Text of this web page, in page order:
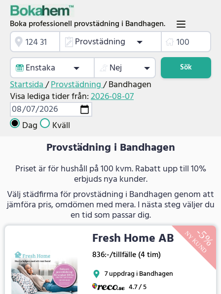
Boka professionell provstädning i Bandhagen.
Provstädning
Enstaka
Nej Sök
Startsida/Provstädning/Bandhagen
Visa lediga tider från:2026-08-07
Dag Kväll
Provstädning i Bandhagen
Priset är för hushåll på 100 kvm. Rabatt upp till 10%
erbjuds nya kunder.
Välj städfirma för provstädning i Bandhagen genom att
jämföra pris, omdömen med mera. I nästa steg väljer du
en tid som passar dig.
Fresh Home AB
836:-/tillfälle (4 tim)
7 uppdrag i Bandhagen
4.7 / 5